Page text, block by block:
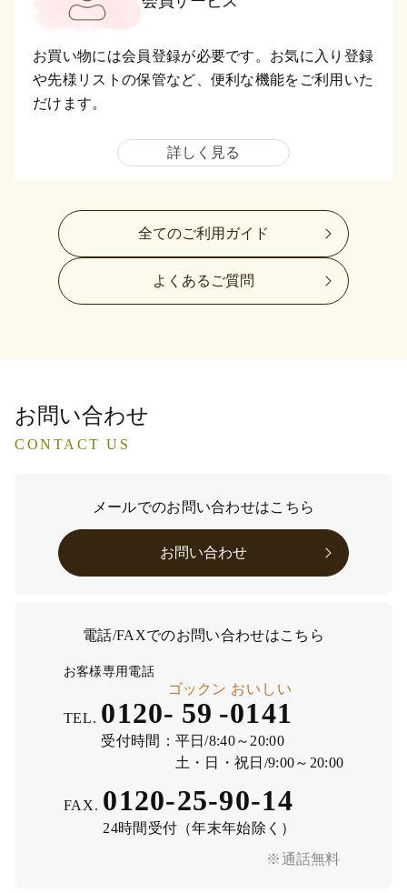
お買い物には会員登録が必要です。お気に入り登録
や先様リストの保管など、便利な機能をご利用いた
だけます。
詳しく見る
全てのご利用ガイド
よくあるご質問
お問い合わせ
CONTACT US
メールでのお問い合わせはこちら
お問い合わせ
電話/FAXでのお問い合わせはこちら
※通話無料
お客様専用電話
TEL. 0120- 59
ゴックン
-0141
おいしい
受付時間： 平日/8:40～20:00
土・日・祝日/9:00～20:00
FAX. 0120-25-90-14
24時間受付（年末年始除く）